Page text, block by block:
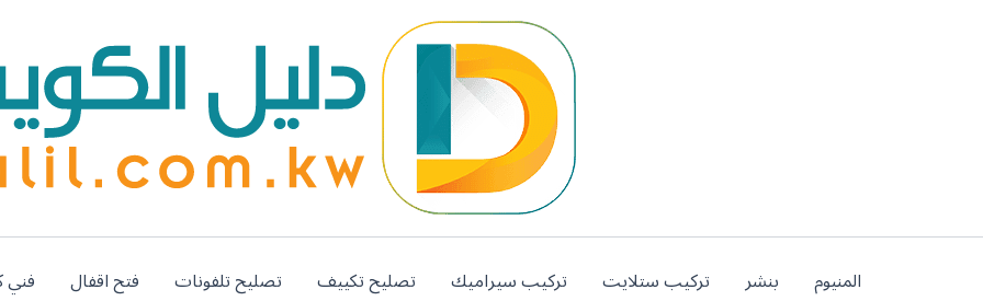
المنيوم بنشر تركيب ستلايت تركيب سيراميك تصليح تكييف تصليح تلفونات فتح اقفال فني